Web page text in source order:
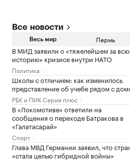
Все новости
Весь мир Пермь
В МИД заявили о «тяжелейшем за всю
историю» кризисе внутри НАТО
Политика
Школы с отличием: как изменилось
представление об учебе рядом с
РБК и ПИК Серия плюс
В «Локомотиве» ответили на
сообщения о переходе Батракова в
«Галатасарай»
Спорт
Глава МВД Германии заявил, что
«стала целью гибридной войны»